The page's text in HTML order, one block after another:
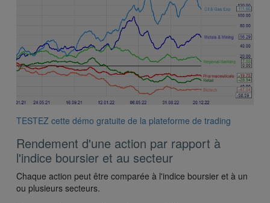
TESTEZ cette démo gratuite de la plateforme de trading
Rendement d'une action par rapport à
l'indice boursier et au secteur
Chaque action peut être comparée à l'indice boursier et à un
ou plusieurs secteurs.